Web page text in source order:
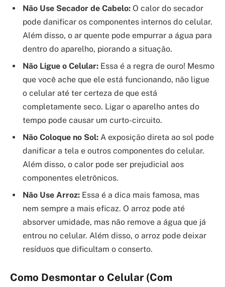
Não Use Secador de Cabelo: O calor do secador
pode danificar os componentes internos do celular.
Além disso, o ar quente pode empurrar a água para
dentro do aparelho, piorando a situação.
Não Ligue o Celular: Essa é a regra de ouro! Mesmo
que você ache que ele está funcionando, não ligue
o celular até ter certeza de que está
completamente seco. Ligar o aparelho antes do
tempo pode causar um curto-circuito.
Não Coloque no Sol: A exposição direta ao sol pode
danificar a tela e outros componentes do celular.
Além disso, o calor pode ser prejudicial aos
componentes eletrônicos.
Não Use Arroz: Essa é a dica mais famosa, mas
nem sempre a mais eficaz. O arroz pode até
absorver umidade, mas não remove a água que já
entrou no celular. Além disso, o arroz pode deixar
resíduos que dificultam o conserto.
Como Desmontar o Celular (Com